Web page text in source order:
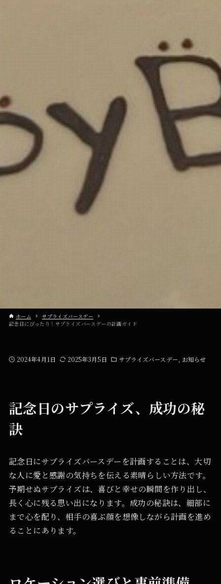
ホーム
サプライズバースデー
記念日にぴったり！サプライズバースデーの計画ガイド
2024年4月1日 2025年3月5日 サプライズバースデー お知らせ
記念日のサプライズ、成功の秘
訣
記念日にサプライズバースデーを計画することは、大切
な人に愛と感謝の気持ちを伝える素晴らしい方法です。
予期せぬサプライズは、喜びと幸せの瞬間を作り出し、
長く心に残る思い出になります。成功の秘訣は、細部に
まで心を配り、相手の喜ぶ顔を想像しながら計画を進め
ることにあります。